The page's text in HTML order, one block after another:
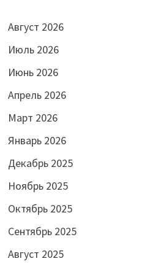
Август 2026
Июль 2026
Июнь 2026
Апрель 2026
Март 2026
Январь 2026
Декабрь 2025
Ноябрь 2025
Октябрь 2025
Сентябрь 2025
Август 2025